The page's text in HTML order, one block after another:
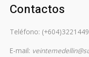
Contactos
Teléfono: (+604)3221449
E-mail: